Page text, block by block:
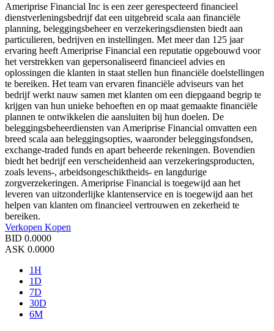
Ameriprise Financial Inc is een zeer gerespecteerd financieel
dienstverleningsbedrijf dat een uitgebreid scala aan financiële
planning, beleggingsbeheer en verzekeringsdiensten biedt aan
particulieren, bedrijven en instellingen. Met meer dan 125 jaar
ervaring heeft Ameriprise Financial een reputatie opgebouwd voor
het verstrekken van gepersonaliseerd financieel advies en
oplossingen die klanten in staat stellen hun financiële doelstellingen
te bereiken. Het team van ervaren financiële adviseurs van het
bedrijf werkt nauw samen met klanten om een diepgaand begrip te
krijgen van hun unieke behoeften en op maat gemaakte financiële
plannen te ontwikkelen die aansluiten bij hun doelen. De
beleggingsbeheerdiensten van Ameriprise Financial omvatten een
breed scala aan beleggingsopties, waaronder beleggingsfondsen,
exchange-traded funds en apart beheerde rekeningen. Bovendien
biedt het bedrijf een verscheidenheid aan verzekeringsproducten,
zoals levens-, arbeidsongeschiktheids- en langdurige
zorgverzekeringen. Ameriprise Financial is toegewijd aan het
leveren van uitzonderlijke klantenservice en is toegewijd aan het
helpen van klanten om financieel vertrouwen en zekerheid te
bereiken.
Verkopen Kopen
BID 0.0000
ASK 0.0000
1H
1D
7D
30D
6M